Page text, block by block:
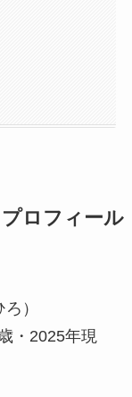
ロフィール
）
・2025年現